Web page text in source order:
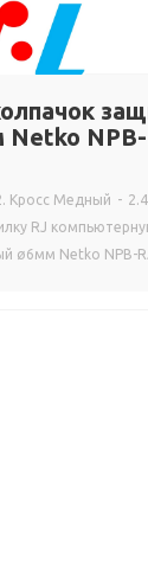
Кросс Медный -
RJ
ø6мм Netko NPB-